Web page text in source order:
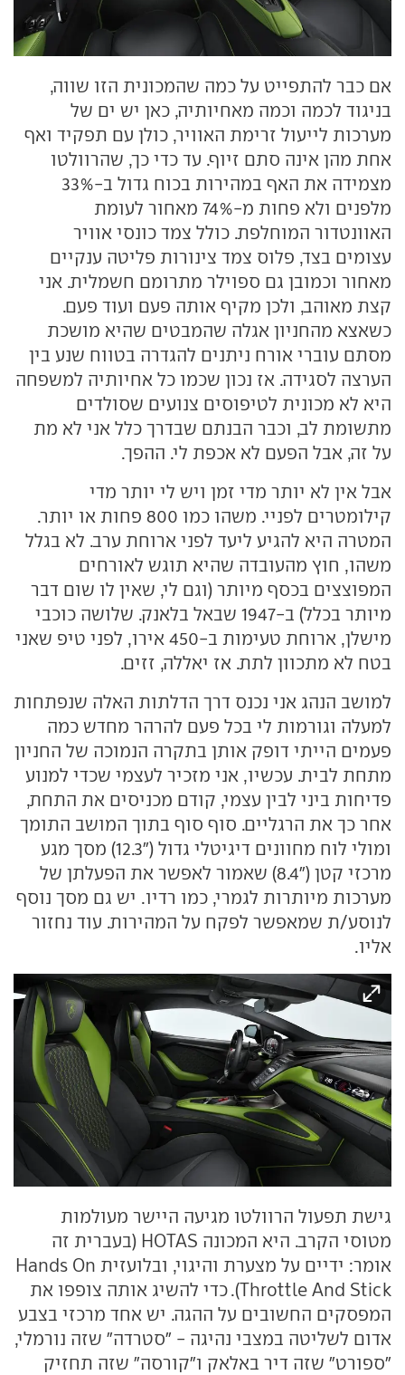
אם כבר להתפייט על כמה שהמכונית הזו שווה,
בניגוד לכמה וכמה מאחיותיה, כאן יש ים של
מערכות לייעול זרימת האוויר, כולן עם תפקיד ואף
אחת מהן אינה סתם זיוף. עד כדי כך, שהרוולטו
מצמידה את האף במהירות בכוח גדול ב-33%
מלפנים ולא פחות מ-74% מאחור לעומת
האוונטדור המוחלפת. כולל צמד כונסי אוויר
עצומים בצד, פלוס צמד צינורות פליטה ענקיים
מאחור וכמובן גם ספוילר מתרומם חשמלית. אני
קצת מאוהב, ולכן מקיף אותה פעם ועוד פעם.
כשאצא מהחניון אגלה שהמבטים שהיא מושכת
מסתם עוברי אורח ניתנים להגדרה בטווח שנע בין
הערצה לסגידה. אז נכון שכמו כל אחיותיה למשפחה
היא לא מכונית לטיפוסים צנועים שסולדים
מתשומת לב, וכבר הבנתם שבדרך כלל אני לא מת
על זה, אבל הפעם לא אכפת לי. ההפך.
אבל אין לא יותר מדי זמן ויש לי יותר מדי
קילומטרים לפניי. משהו כמו 800 פחות או יותר.
המטרה היא להגיע ליעד לפני ארוחת ערב. לא בגלל
משהו, חוץ מהעובדה שהיא תוגש לאורחים
המפוצצים בכסף מיותר (וגם לי, שאין לו שום דבר
מיותר בכלל) ב-1947 שבאל בלאנק. שלושה כוכבי
מישלן, ארוחת טעימות ב-450 אירו, לפני טיפ שאני
בטח לא מתכוון לתת. אז יאללה, זזים.
למושב הנהג אני נכנס דרך הדלתות האלה שנפתחות
למעלה וגורמות לי בכל פעם להרהר מחדש כמה
פעמים הייתי דופק אותן בתקרה הנמוכה של החניון
מתחת לבית. עכשיו, אני מזכיר לעצמי שכדי למנוע
פדיחות ביני לבין עצמי, קודם מכניסים את התחת,
אחר כך את הרגליים. סוף סוף בתוך המושב התומך
ומולי לוח מחוונים דיגיטלי גדול ("12.3) מסך מגע
מרכזי קטן ("8.4) שאמור לאפשר את הפעלתן של
מערכות מיותרות לגמרי, כמו רדיו. יש גם מסך נוסף
לנוסע/ת שמאפשר לפקח על המהירות. עוד נחזור
אליו.
גישת תפעול הרוולטו מגיעה היישר מעולמות
מטוסי הקרב. היא המכונה HOTAS (בעברית זה
אומר: ידיים על מצערת והיגוי, ובלועזית Hands On
Throttle And Stick). כדי להשיג אותה צופפו את
המפסקים החשובים על ההגה. יש אחד מרכזי בצבע
אדום לשליטה במצבי נהיגה - "סטרדה" שזה נורמלי,
"ספורט" שזה דיר באלאק ו"קורסה" שזה תחזיק